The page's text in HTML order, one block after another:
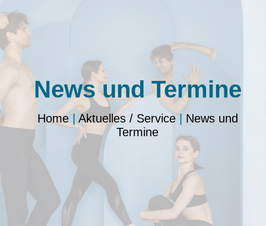
News und Termine
Home| Aktuelles / Service| News und
Termine